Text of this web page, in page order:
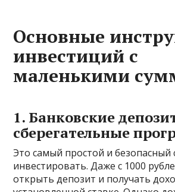
Основные
инвестиций с
маленькими
1. Банковские
сберегательные
Это самый простой и безопасный
инвестировать. Даже с 1000
открыть депозит и получать